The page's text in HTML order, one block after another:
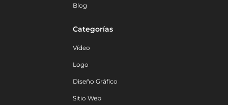
Blog
Categorías
Vídeo
Logo
Diseño Gráfico
Sitio Web